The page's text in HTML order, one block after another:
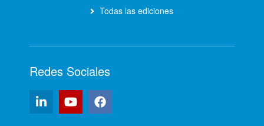
Todas las ediciones
Redes Sociales